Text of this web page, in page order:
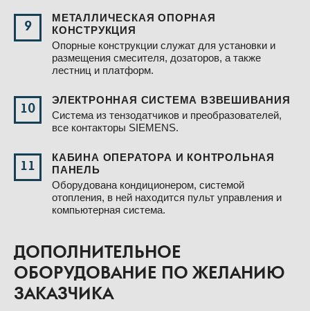
9
МЕТАЛЛИЧЕСКАЯ ОПОРНАЯ
КОНСТРУКЦИЯ
Опорные конструкции служат для установки и
размещения смесителя, дозаторов, а также
лестниц и платформ.
10
ЭЛЕКТРОННАЯ СИСТЕМА ВЗВЕШИВАНИЯ
Система из тензодатчиков и преобразователей,
все контакторы SIEMENS.
11
КАБИНА ОПЕРАТОРА И КОНТРОЛЬНАЯ
ПАНЕЛЬ
Оборудована кондиционером, системой
отопления, в ней находится пульт управления и
компьютерная система.
ДОПОЛНИТЕЛЬНОЕ
ОБОРУДОВАНИЕ ПО ЖЕЛАНИЮ
ЗАКАЗЧИКА